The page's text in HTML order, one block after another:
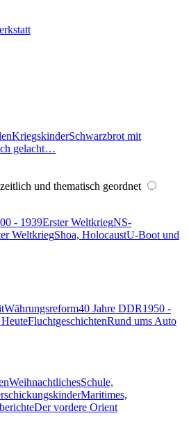
KriegskinderSchwarzbrot mit
gelacht…
und thematisch geordnet
- 1939Erster WeltkriegNS-
WeltkriegShoa, HolocaustU-Boot und
Währungsreform40 Jahre DDR1950 -
FluchtgeschichtenRund ums Auto
WeihnachtlichesSchule,
Maritimes,
Der vordere Orient